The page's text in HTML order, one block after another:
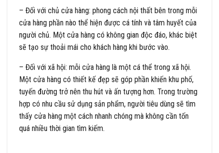
– Đối với chủ cửa hàng: phong cách nội thất bên trong mỗi
cửa hàng phần nào thể hiện được cá tính và tâm huyết của
người chủ. Một cửa hàng có không gian độc đáo, khác biệt
sẽ tạo sự thoải mái cho khách hàng khi bước vào.
– Đối với xã hội: mỗi cửa hàng là một cá thể trong xã hội.
Một cửa hàng có thiết kế đẹp sẽ góp phần khiến khu phố,
tuyến đường trở nên thu hút và ấn tượng hơn. Trong trường
hợp có nhu cầu sử dụng sản phẩm, người tiêu dùng sẽ tìm
thấy cửa hàng một cách nhanh chóng mà không cần tốn
quá nhiều thời gian tìm kiếm.